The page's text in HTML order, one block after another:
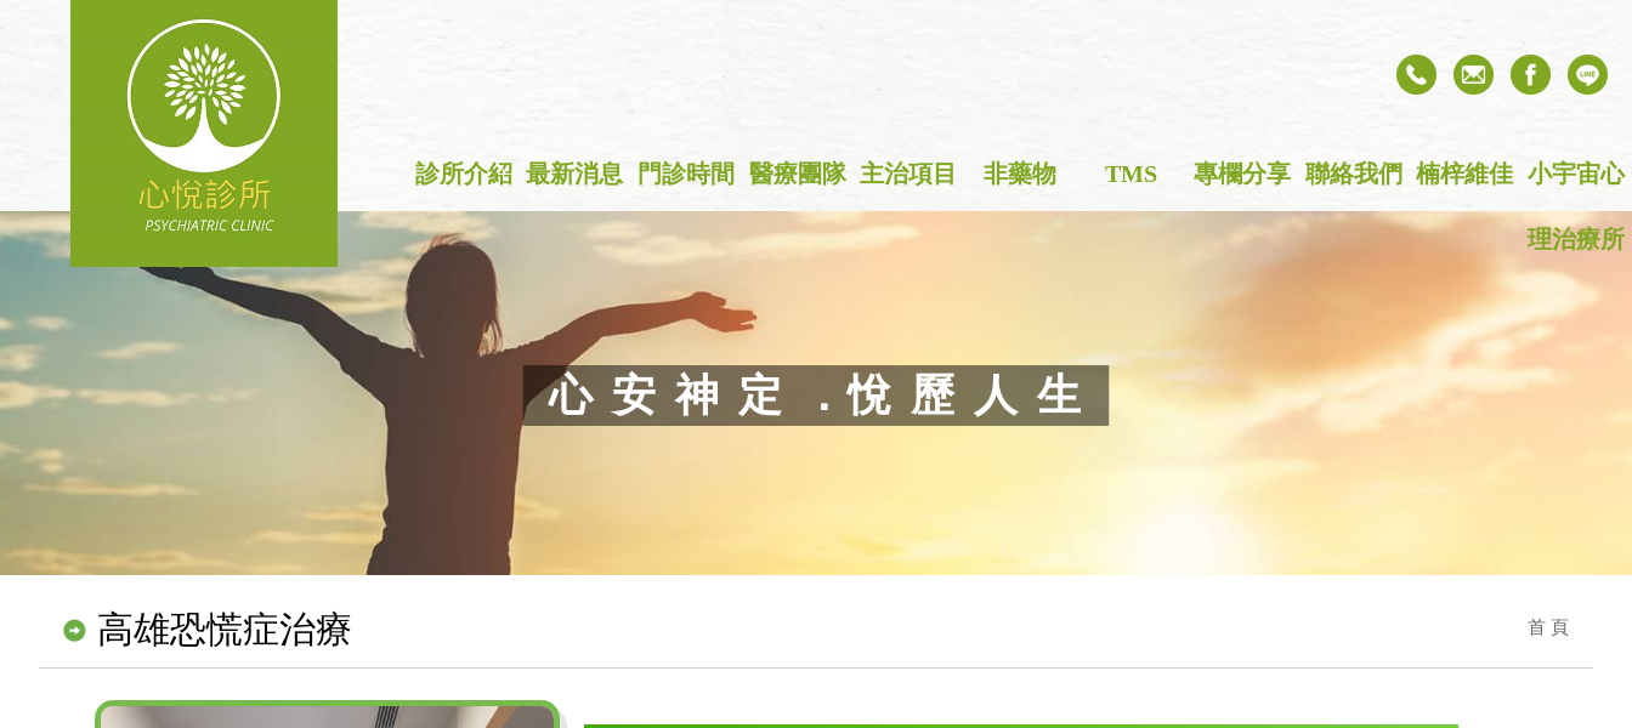
診所介紹
+ 最新消息 門診時間 醫療團隊 主治項目 非藥物+ TMS 專欄分享 聯絡我們 楠梓維佳 小宇宙心
理治療所
心 安 神 定 ．悅 歷 人 生
高雄恐慌症治療 首 頁